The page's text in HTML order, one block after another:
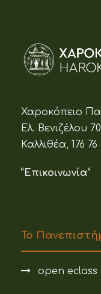
Χαροκόπειο
Ελ. Βενιζέλου
Καλλιθέα, 176 76
“Επικοινωνία”
Το
open eclass